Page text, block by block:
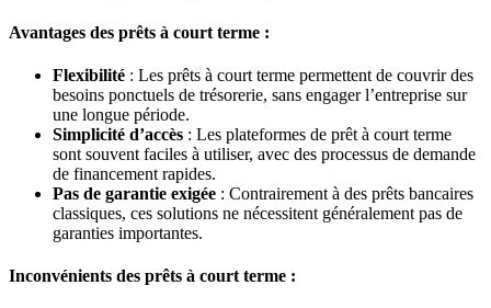
Avantages des prêts à court terme :
Flexibilité : Les prêts à court terme permettent de couvrir des
besoins ponctuels de trésorerie, sans engager l’entreprise sur
une longue période.
Simplicité d’accès : Les plateformes de prêt à court terme
sont souvent faciles à utiliser, avec des processus de demande
de financement rapides.
Pas de garantie exigée : Contrairement à des prêts bancaires
classiques, ces solutions ne nécessitent généralement pas de
garanties importantes.
Inconvénients des prêts à court terme :